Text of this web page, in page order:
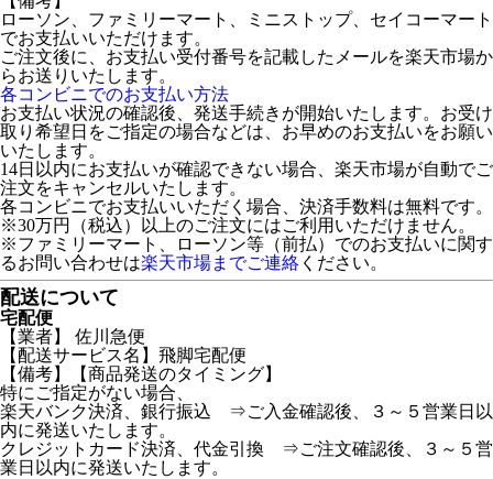
ローソン、ファミリーマート、ミニストップ、セイコーマート
でお支払いいただけます。
ご注文後に、お支払い受付番号を記載したメールを楽天市場か
らお送りいたします。
各コンビニでのお支払い方法
お支払い状況の確認後、発送手続きが開始いたします。お受け
取り希望日をご指定の場合などは、お早めのお支払いをお願い
いたします。
14日以内にお支払いが確認できない場合、楽天市場が自動でご
注文をキャンセルいたします。
各コンビニでお支払いいただく場合、決済手数料は無料です。
※30万円（税込）以上のご注文にはご利用いただけません。
※ファミリーマート、ローソン等（前払）でのお支払いに関す
るお問い合わせは楽天市場までご連絡 ください。
配送について
宅配便
【業者】 佐川急便
【配送サービス名】飛脚宅配便
【備考】【商品発送のタイミング】
特にご指定がない場合、
楽天バンク決済、銀行振込 ⇒ご入金確認後、３～５営業日以
内に発送いたします。
クレジットカード決済、代金引換 ⇒ご注文確認後、３～５営
業日以内に発送いたします。